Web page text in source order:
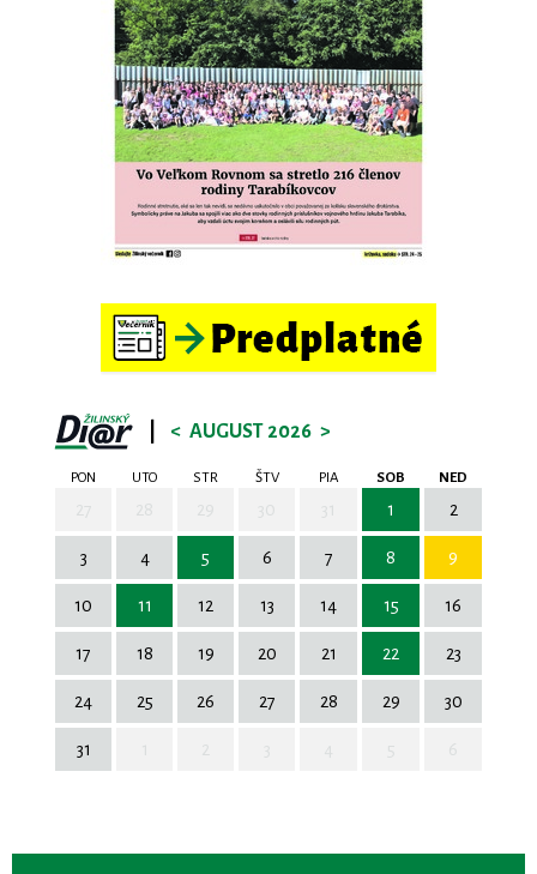
< AUGUST 2026 >
PON UTO STR ŠTV PIA SOB NED
1 2
3 4 5 6 7 8 9
10 11 12 13 14 15 16
17 18 19 20 21 22 23
24 25 26 27 28 29 30
31